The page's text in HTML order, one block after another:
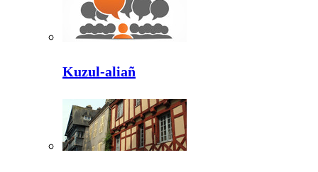
Kuzul-aliañ